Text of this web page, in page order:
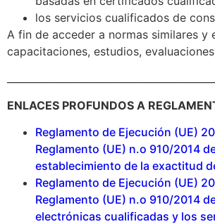
los servicios cualificados de
A fin de acceder a normas similares y
capacitaciones, estudios,
ENLACES PROFUNDOS A
Reglamento de Ejecución (UE)
Reglamento (UE) n.o 910/2014
establecimiento de la exactitud
Reglamento de Ejecución (UE)
Reglamento (UE) n.o 910/2014
electrónicas cualificadas y los